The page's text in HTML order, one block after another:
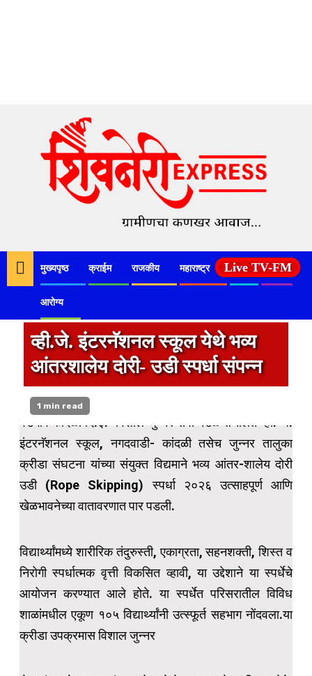
content
मुख्यपृष्ठ क्राईम राजकीय महाराष्ट्र देश कृषी
आरोग्य
Live TV-FM
व्ही.जे. इंटरनॅशनल स्कूल येथे भव्य
आंतरशालेय दोरी- उडी स्पर्धा संपन्न
1 min read
वडगाव कांदळी दि.३:- विशाल जुन्नर सेवा मंडळ संचलित व्ही. जे.
इंटरनॅशनल स्कूल, नगदवाडी- कांदळी तसेच जुन्नर तालुका
क्रीडा संघटना यांच्या संयुक्त विद्यमाने भव्य आंतर-शालेय दोरी
उडी (Rope Skipping) स्पर्धा २०२६ उत्साहपूर्ण आणि
खेळभावनेच्या वातावरणात पार पडली.
विद्यार्थ्यांमध्ये शारीरिक तंदुरुस्ती, एकाग्रता, सहनशक्ती, शिस्त व
निरोगी स्पर्धात्मक वृत्ती विकसित व्हावी, या उद्देशाने या स्पर्धेचे
आयोजन करण्यात आले होते. या स्पर्धेत परिसरातील विविध
शाळांमधील एकूण १०५ विद्यार्थ्यांनी उत्स्फूर्त सहभाग नोंदवला.या
क्रीडा उपक्रमास विशाल जुन्नर